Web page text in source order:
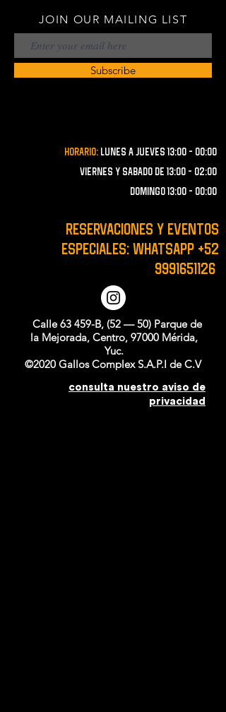
JOIN OUR MAILING LIST
Subscribe
Horario: lunes a JUEVES 13:00 - 00:00
VIERNES Y SABADO de 13:00 - 02:00
domingo 13:00 - 00:00
RESERVACIONES y EVENTOS
ESPECIALES: WHATSAPP +52
9991651126
Calle 63 459-B, (52 — 50) Parque de
la Mejorada, Centro, 97000 Mérida,
Yuc.
©2020 Gallos Complex S.A.P.I de C.V
consulta nuestro aviso de
privacidad